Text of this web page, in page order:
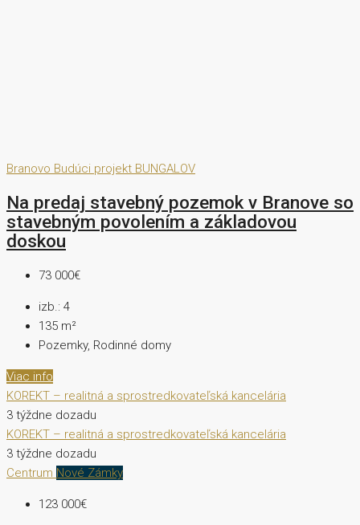
Branovo Budúci projekt BUNGALOV
Na predaj stavebný pozemok v Branove so
stavebným povolením a základovou
doskou
73 000€
izb.: 4
135 m²
Pozemky, Rodinné domy
Viac info
KOREKT – realitná a sprostredkovateľská kancelária
3 týždne dozadu
KOREKT – realitná a sprostredkovateľská kancelária
3 týždne dozadu
Centrum Nové Zámky
123 000€